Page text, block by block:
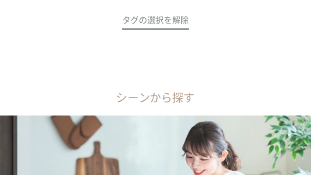
タグの選択を解除
シーンから探す